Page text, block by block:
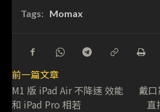
Tags: Momax
前一篇文章
M1 版 iPad Air 不降速 效能
和 iPad Pro 相若
戴